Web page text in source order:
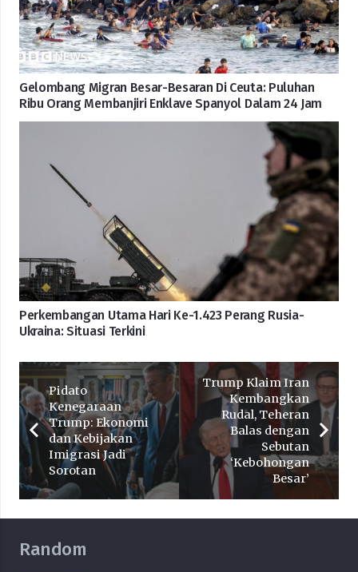
Gelombang Migran Besar-Besaran Di Ceuta: Puluhan
Ribu Orang Membanjiri Enklave Spanyol Dalam 24 Jam
Perkembangan Utama Hari Ke-1.423 Perang Rusia-
Ukraina: Situasi Terkini
Pidato
Kenegaraan
Trump: Ekonomi
dan Kebijakan
Imigrasi Jadi
Sorotan
Trump Klaim Iran
Kembangkan
Rudal, Teheran
Balas dengan
Sebutan
‘Kebohongan
Besar’
Random